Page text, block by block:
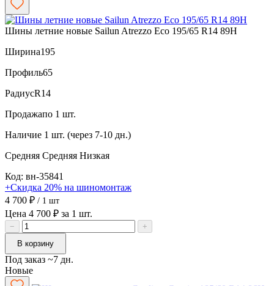
Шины летние новые Sailun Atrezzo Eco 195/65 R14 89H
Ширина195
Профиль65
РадиусR14
Продажапо 1 шт.
Наличие 1 шт. (через 7-10 дн.)
Средняя Средняя Низкая
Код: вн-35841
+Скидка 20% на шиномонтаж
4 700 ₽ / 1 шт
Цена 4 700 ₽ за 1 шт.
−
+
В корзину
Под заказ ~7 дн.
Новые